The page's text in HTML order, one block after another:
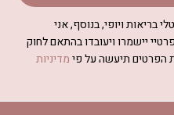
בריאות ויופי, בנוסף, אני
יישמרו ויעובדו בהתאם לחוק
הפרטים תיעשה על פימדיניות